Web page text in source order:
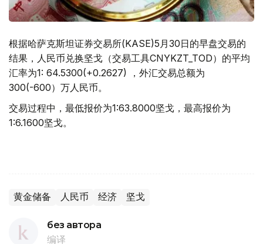
根据哈萨克斯坦证券交易所(KASE)5月30日的早盘交易的
结果，人民币兑换坚戈（交易工具CNYKZT_TOD）的平均
汇率为1: 64.5300(+0.2627) ，外汇交易总额为
300(-600）万人民币。
交易过程中，最低报价为1:63.8000坚戈，最高报价为
1:6.1600坚戈。
黄金储备 人民币 经济 坚戈
без автора
编译